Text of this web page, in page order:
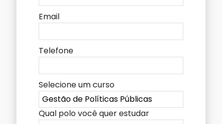
Email
Telefone
Selecione um curso
Qual polo você quer estudar